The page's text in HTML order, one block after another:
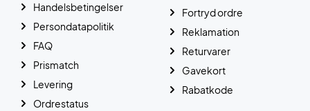
Handelsbetingelser
Persondatapolitik
FAQ
Prismatch
Levering
Ordrestatus
Fortryd ordre
Reklamation
Returvarer
Gavekort
Rabatkode